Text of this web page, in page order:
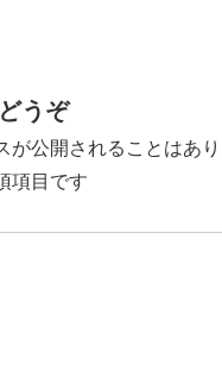
うぞ
が公開されることはあり
項目です